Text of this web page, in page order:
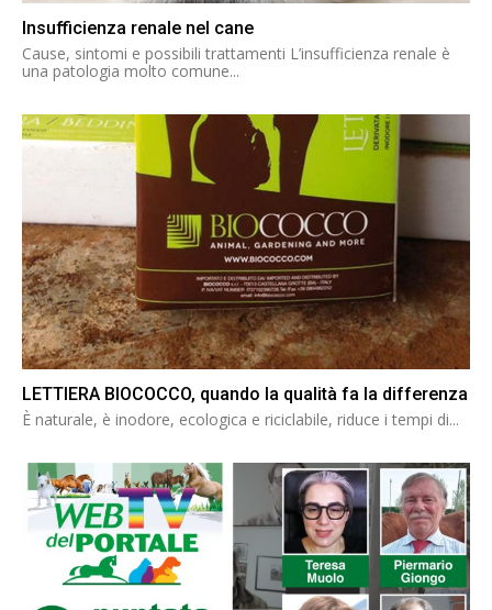
Insufficienza renale nel cane
Cause, sintomi e possibili trattamenti L’insufficienza renale è
una patologia molto comune...
LETTIERA BIOCOCCO, quando la qualità fa la differenza
È naturale, è inodore, ecologica e riciclabile, riduce i tempi di...